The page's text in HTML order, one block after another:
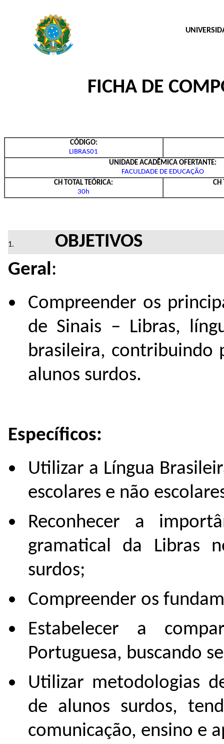
FICHA DE
CÓDIGO:
LIBRAS01
UNIDADE ACADÊMICA OFERTANTE:
FACULDADE DE EDUCAÇÃO
CH TOTAL TEÓRICA:
30h
CH
OBJETIVOS
Geral:
Compreender os
de Sinais – Libras,
brasileira, contribuindo
alunos surdos.
Específicos:
Utilizar a Língua
escolares e não
Reconhecer a
gramatical da Libras
surdos;
Compreender os
Estabelecer a
Portuguesa, buscando
Utilizar metodologias
de alunos surdos,
comunicação, ensino e